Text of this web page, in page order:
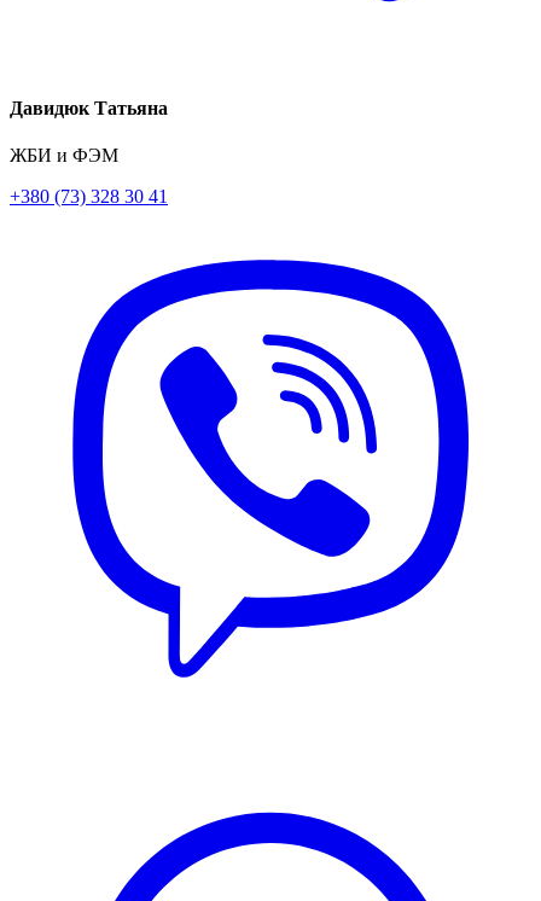
Давидюк Татьяна
ЖБИ и ФЭМ
+380 (73) 328 30 41